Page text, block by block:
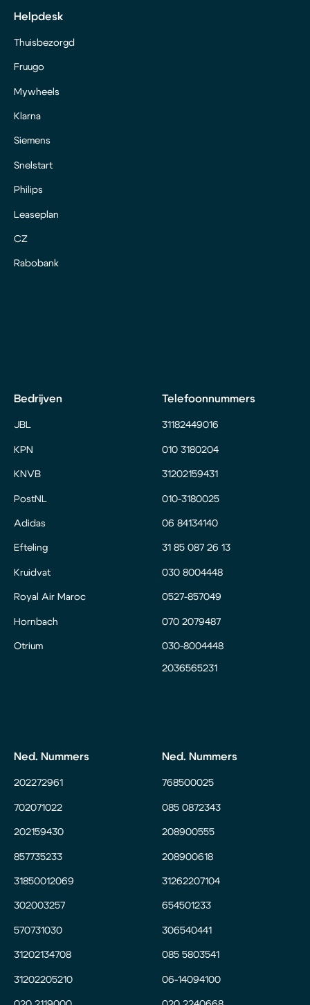
Helpdesk
Thuisbezorgd
Fruugo
Mywheels
Klarna
Siemens
Snelstart
Philips
Leaseplan
CZ
Rabobank
Bedrijven
JBL
KPN
KNVB
PostNL
Adidas
Efteling
Kruidvat
Royal Air Maroc
Hornbach
Otrium
Telefoonnummers
31182449016
010 3180204
31202159431
010-3180025
06 84134140
31 85 087 26 13
030 8004448
0527-857049
070 2079487
030-8004448
2036565231
Ned. Nummers
202272961
702071022
202159430
857735233
31850012069
302003257
570731030
31202134708
31202205210
Ned. Nummers
768500025
085 0872343
208900555
208900618
31262207104
654501233
306540441
085 5803541
06-14094100